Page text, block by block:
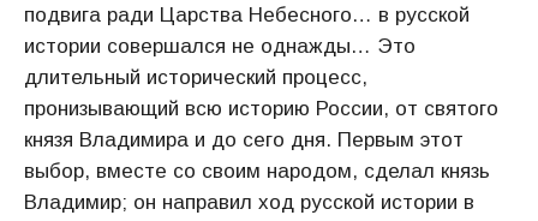
подвига ради Царства Небесного… в русской
истории совершался не однажды… Это
длительный исторический процесс,
пронизывающий всю историю России, от святого
князя Владимира и до сего дня. Первым этот
выбор, вместе со своим народом, сделал князь
Владимир; он направил ход русской истории в